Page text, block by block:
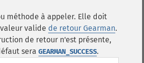
méthode à appeler. Elle doit
valide de retour Gearman.
de retour n'est présente,
sera GEARMAN_SUCCESS.